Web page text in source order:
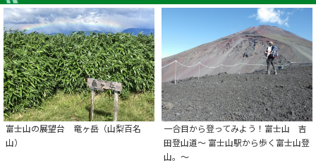
富士山の展望台 竜ヶ岳（山梨百名
山）
一合目から登ってみよう！富士山 吉
田登山道～ 富士山駅から歩く富士山登
山。～